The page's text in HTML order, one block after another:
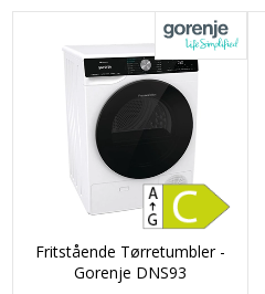
Fritstående Tørretumbler -
Gorenje DNS93